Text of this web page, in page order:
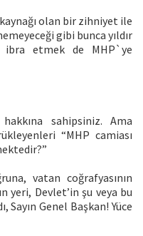
olan bir zihniyet ile
gibi bunca yıldır
ibra etmek de MHP`ye
sahipsiniz. Ama
“MHP camiası
vatan coğrafyasının
yeri, Devlet’in şu veya bu
Sayın Genel Başkan! Yüce